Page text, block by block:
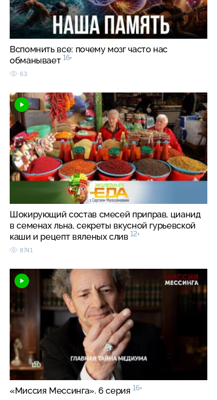
Вспомнить все: почему мозг часто нас
обманывает 16+
63
Шокирующий состав смесей приправ, цианид
в семенах льна, секреты вкусной гурьевской
каши и рецепт вяленых слив 12+
8741
«Миссия Мессинга». 6 серия 16+